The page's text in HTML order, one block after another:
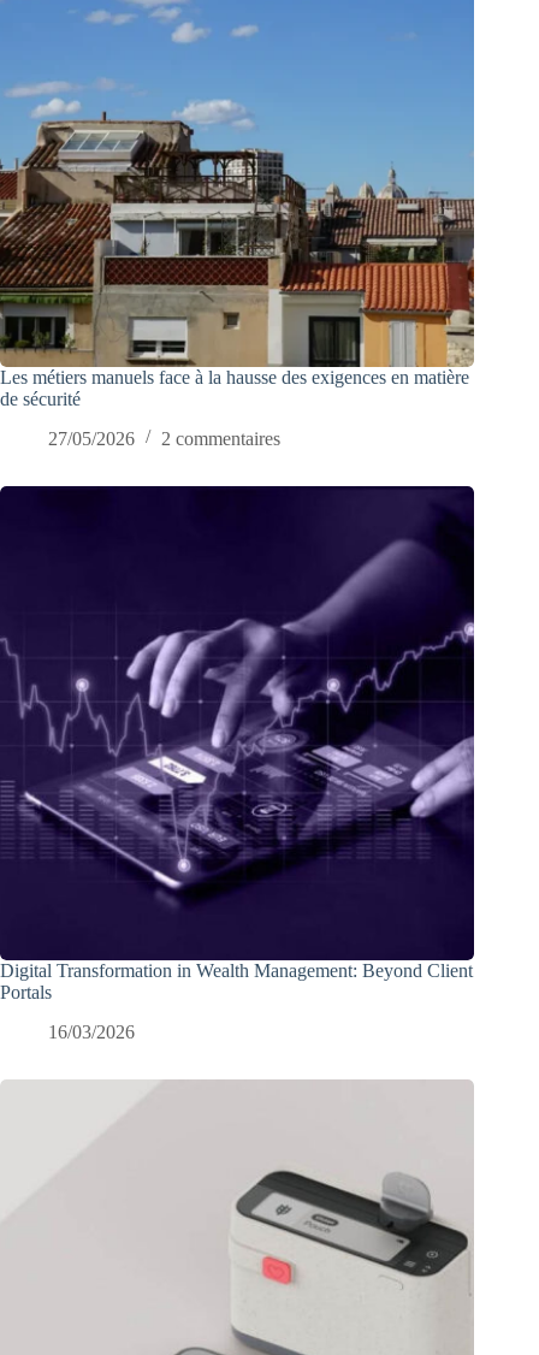
Les métiers manuels face à la hausse des exigences en matière
de sécurité
27/05/2026
2 commentaires
Digital Transformation in Wealth Management: Beyond Client
Portals
16/03/2026